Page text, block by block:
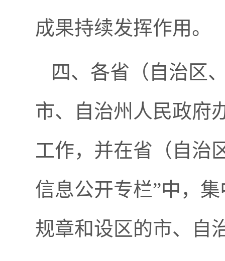
成果持续发挥作用。
四、各省（自治区
市、自治州人民政府
工作，并在省（自治
信息公开专栏”中，
规章和设区的市、自